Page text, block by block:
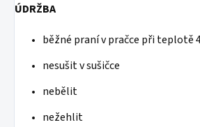
ÚDRŽBA
běžné praní v pračce při teplotě
nesušit v sušičce
nebělit
nežehlit